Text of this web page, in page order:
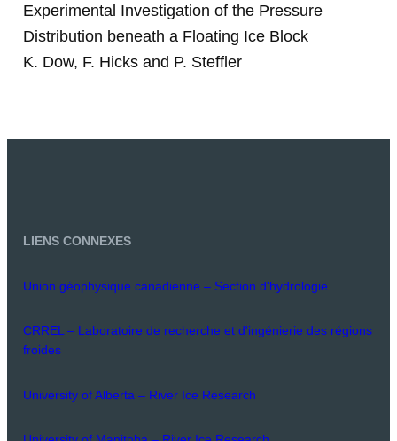
Experimental Investigation of the Pressure
Distribution beneath a Floating Ice Block
K. Dow, F. Hicks and P. Steffler
LIENS CONNEXES
Union géophysique canadienne – Section d'hydrologie
CRREL – Laboratoire de recherche et d'ingénierie des régions
froides
University of Alberta – River Ice Research